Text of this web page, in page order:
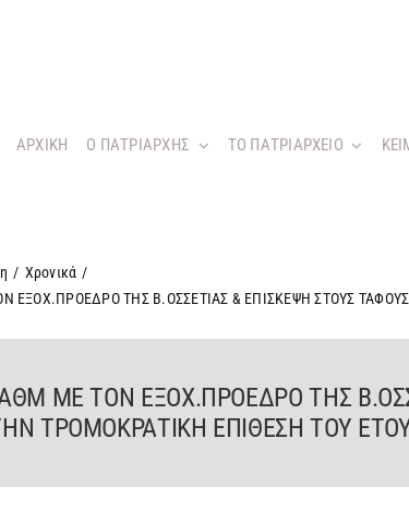
ΑΡΧΙΚΗ O ΠΑΤΡΙΑΡΧΗΣ ΤΟ ΠΑΤΡΙΑΡΧΕΙΟ
/ Χρονικά /
ΕΞΟΧ.ΠΡΟΕΔΡΟ ΤΗΣ Β.ΟΣΣΕΤΙΑΣ & ΕΠΙΣΚΕΨΗ ΣΤΟΥΣ
ΜΕ ΤΟΝ ΕΞΟΧ.ΠΡΟΕΔΡΟ ΤΗΣ
ΤΡΟΜΟΚΡΑΤΙΚΗ ΕΠΙΘΕΣΗ ΤΟΥ